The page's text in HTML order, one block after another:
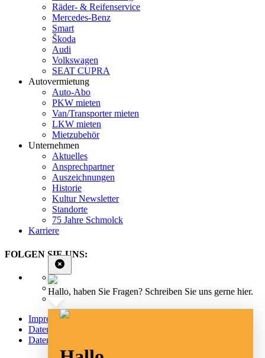
Räder- & Reifenservice
Mercedes-Benz
Smart
Škoda
Audi
Volkswagen
SEAT CUPRA
Autovermietung
Auto-Abo
PKW mieten
Van/Transporter mieten
LKW mieten
Mietzubehör
Unternehmen
Aktuelles
Ansprechpartner
Auszeichnungen
Historie
Kultur Newsletter
Standorte
75 Jahre Schmolck
Karriere
FOLGEN SIE UNS:
Impressum
Datenschutz
Datenschutz Social Media
Hallo, haben Sie Fragen? Schreiben Sie uns gerne hier.